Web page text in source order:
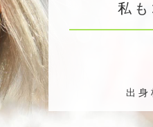
私も
出